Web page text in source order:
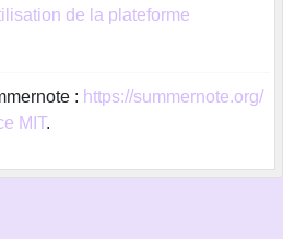
de la plateforme
: https://summernote.org/
MIT.